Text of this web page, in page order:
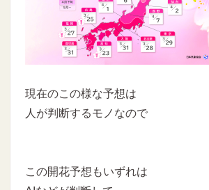
現在のこの様な予想は
人が判断するモノなので
この開花予想もいずれは